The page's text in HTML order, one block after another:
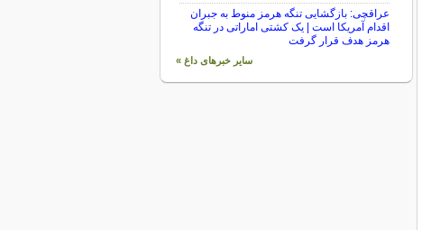
عراقچی: بازگشایی تنگه هرمز منوط به جبران
اقدام آمریکا است | یک کشتی اماراتی در تنگه
هرمز هدف قرار گرفت
سایر خبرهای داغ »